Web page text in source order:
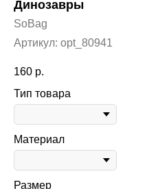
Динозавры
SoBag
Артикул: opt_80941
160 р.
Тип товара
Материал
Размер